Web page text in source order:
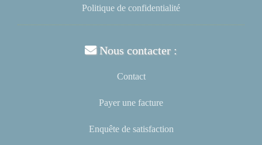
Politique de confidentialité
Nous contacter :
Contact
Payer une facture
Enquête de satisfaction